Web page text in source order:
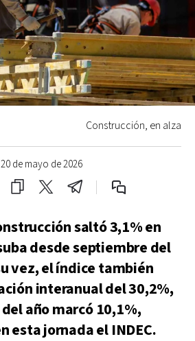
20 de mayo de 2026
Construcción, en alza
saltó 3,1% en
desde septiembre del
vez, el índice también
interanual del 30,2%,
año marcó 10,1%,
esta jornada el INDEC.